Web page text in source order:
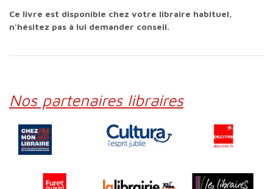
Ce livre est disponible chez votre libraire habituel,
n'hésitez pas à lui demander conseil.
Nos partenaires libraires